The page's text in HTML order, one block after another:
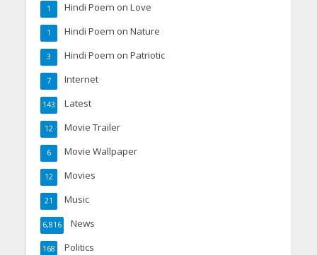
Hindi Poem on Love
1
Hindi Poem on Nature
1
Hindi Poem on Patriotic
3
Internet
7
Latest
143
Movie Trailer
12
Movie Wallpaper
6
Movies
12
Music
21
News
6,816
Politics
168